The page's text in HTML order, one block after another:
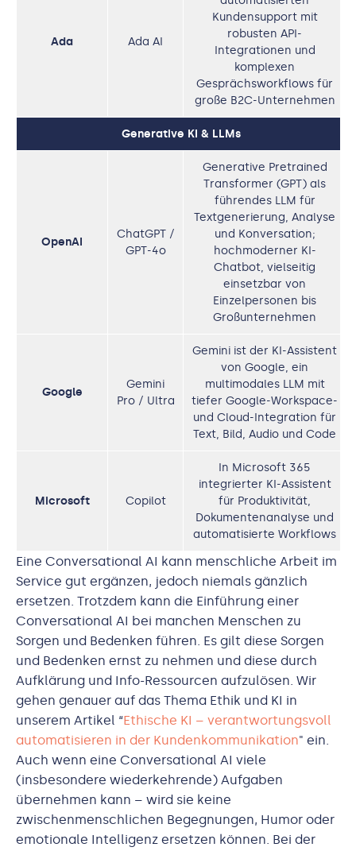
Ada Ada AI
Kundensupport mit
robusten API-
Integrationen und
komplexen
Gesprächsworkflows für
große B2C-Unternehmen
Generative KI & LLMs
OpenAI
ChatGPT /
GPT-4o
Generative Pretrained
Transformer (GPT) als
führendes LLM für
Textgenerierung, Analyse
und Konversation;
hochmoderner KI-
Chatbot, vielseitig
einsetzbar von
Einzelpersonen bis
Großunternehmen
Google
Gemini
Pro / Ultra
Gemini ist der KI-Assistent
von Google, ein
multimodales LLM mit
tiefer Google-Workspace-
und Cloud-Integration für
Text, Bild, Audio und Code
Microsoft Copilot
In Microsoft 365
integrierter KI-Assistent
für Produktivität,
Dokumentenanalyse und
automatisierte Workflows
Eine Conversational AI kann menschliche Arbeit im
Service gut ergänzen, jedoch niemals gänzlich
ersetzen. Trotzdem kann die Einführung einer
Conversational AI bei manchen Menschen zu
Sorgen und Bedenken führen. Es gilt diese Sorgen
und Bedenken ernst zu nehmen und diese durch
Aufklärung und Info-Ressourcen aufzulösen. Wir
gehen genauer auf das Thema Ethik und KI in
unserem Artikel “Ethische KI – verantwortungsvoll
automatisieren in der Kundenkommunikation" ein.
Auch wenn eine Conversational AI viele
(insbesondere wiederkehrende) Aufgaben
übernehmen kann – wird sie keine
zwischenmenschlichen Begegnungen, Humor oder
emotionale Intelligenz ersetzen können. Bei der